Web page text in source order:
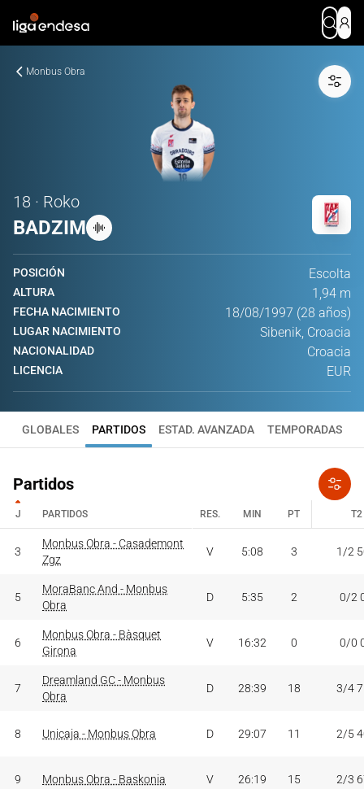
Monbus Obra
18 · Roko
BADZIM
POSICIÓN Escolta
ALTURA 1,94 m
FECHA NACIMIENTO 18/08/1997 (28 años)
LUGAR NACIMIENTO Sibenik, Croacia
NACIONALIDAD Croacia
LICENCIA EUR
GLOBALES PARTIDOS ESTAD. AVANZADA TEMPORADAS
Partidos
J PARTIDOS RES. MIN PT T2
PARTIDOS
3
Monbus Obra - Casademont
Zgz
V 5:08 3 1/2
5
MoraBanc And - Monbus
Obra
D 5:35 2 0/2
6
Monbus Obra - Bàsquet
Girona
V 16:32 0 0/0
7
Dreamland GC - Monbus
Obra
D 28:39 18 3/4
8 Unicaja - Monbus Obra D 29:07 11 2/5
9 Monbus Obra - Baskonia V 26:19 15 2/3